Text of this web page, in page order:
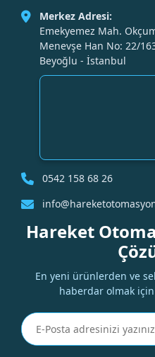
Merkez Adresi:
Emekyemez Mah.
Menevşe Han No: 22/
Beyoğlu - İstanbul
0542 158 68 26
Hareket
En yeni ürünlerden ve
haberdar olmak